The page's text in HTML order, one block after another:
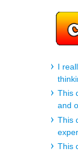
I
This
and
This
This